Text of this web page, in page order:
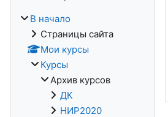
В начало
Страницы сайта
Мои курсы
Курсы
Архив курсов
ДК
НИР2020